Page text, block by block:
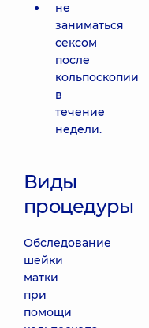
не
заниматься
сексом
после
кольпоскопии
в
течение
недели.
Виды
процедуры
Обследование
шейки
матки
при
помощи